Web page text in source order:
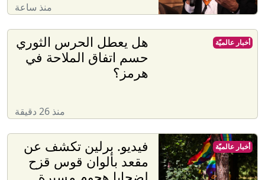
منذ ساعة
هل يعطل الحرس الثوري
حسم اتفاق الملاحة في
هرمز؟
منذ 26 دقيقة
أخبار عالميّة
فيديو. برلين تكشف عن
مقعد بألوان قوس قزح
أخبار عالميّة